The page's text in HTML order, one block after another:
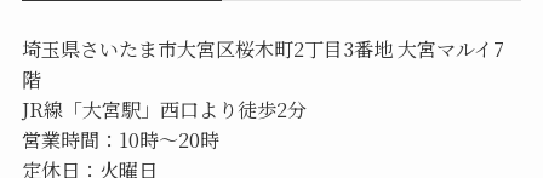
埼玉県さいたま市大宮区桜木町2丁目3番地 大宮マルイ7
階
JR線「大宮駅」西口より徒歩2分
営業時間：10時〜20時
定休日：火曜日